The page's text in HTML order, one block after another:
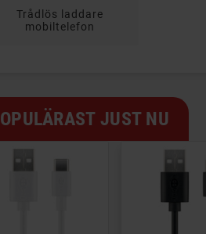
Trådlös laddare
mobiltelefon
JUST NU